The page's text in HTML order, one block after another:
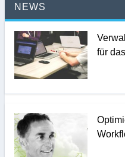
NEWS
für